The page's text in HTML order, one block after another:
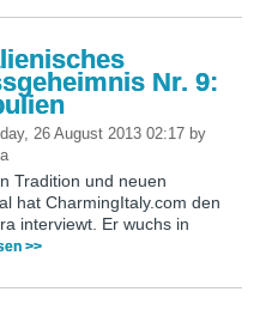
Nr. 9:
26 August 2013 02:17 by
Tradition und neuen
hat CharmingItaly.com den
interviewt. Er wuchs in
>>